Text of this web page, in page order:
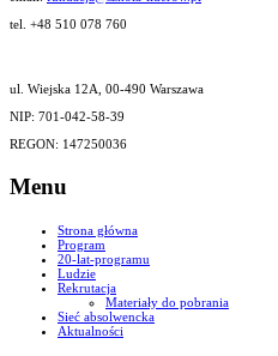
tel. +48 510 078 760
ul. Wiejska 12A, 00-490 Warszawa
NIP: 701-042-58-39
REGON: 147250036
Menu
Strona główna
Program
20-lat-programu
Ludzie
Rekrutacja
Materiały do pobrania
Sieć absolwencka
Aktualności